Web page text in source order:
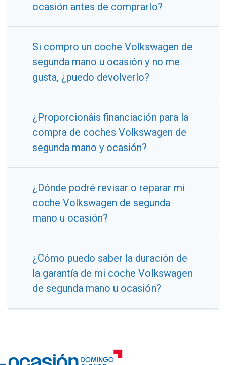
ocasión antes de comprarlo?
Si compro un coche Volkswagen de
segunda mano u ocasión y no me
gusta, ¿puedo devolverlo?
¿Proporcionáis financiación para la
compra de coches Volkswagen de
segunda mano y ocasión?
¿Dónde podré revisar o reparar mi
coche Volkswagen de segunda
mano u ocasión?
¿Cómo puedo saber la duración de
la garantía de mi coche Volkswagen
de segunda mano u ocasión?